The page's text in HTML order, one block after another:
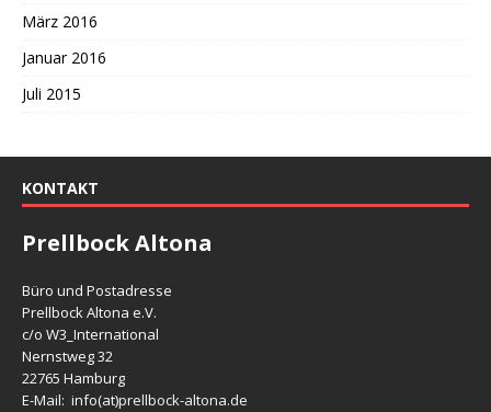
März 2016
Januar 2016
Juli 2015
KONTAKT
Prellbock Altona
Büro und Postadresse
Prellbock Altona e.V.
c/o W3_International
Nernstweg 32
22765 Hamburg
E-Mail: info(at)prellbock-altona.de